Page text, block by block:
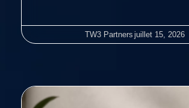
TW3 Partners juillet 15, 2026